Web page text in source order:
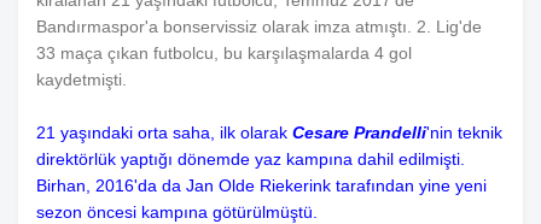
Bandırmaspor'a bonservissiz olarak imza atmıştı. 2. Lig'de
33 maça çıkan futbolcu, bu karşılaşmalarda 4 gol
kaydetmişti.
21 yaşındaki orta saha, ilk olarak Cesare Prandelli'nin teknik
direktörlük yaptığı dönemde yaz kampına dahil edilmişti.
Birhan, 2016'da da Jan Olde Riekerink tarafından yine yeni
sezon öncesi kampına götürülmüştü.